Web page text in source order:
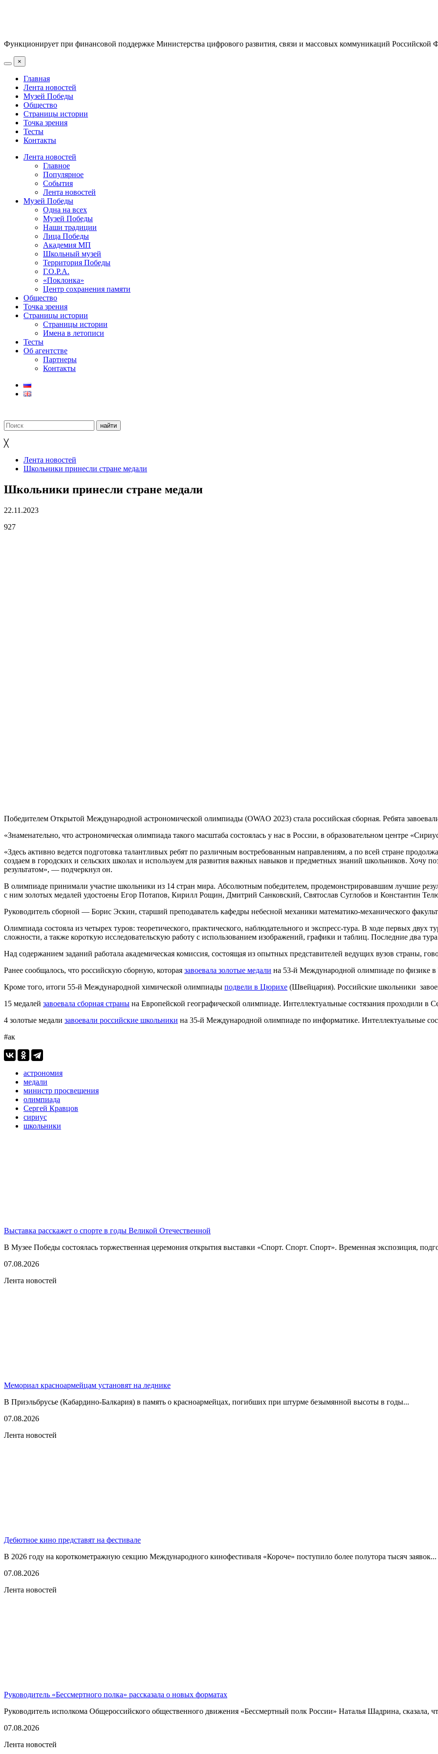
Функционирует при финансовой поддержке Министерства цифрового развития, связи и массовых коммуникаций Российской
×
Главная
Лента новостей
Музей Победы
Общество
Страницы истории
Точка зрения
Тесты
Контакты
Лента новостей
Главное
Популярное
События
Лента новостей
Музей Победы
Одна на всех
Музей Победы
Наши традиции
Лица Победы
Академия МП
Школьный музей
Территория Победы
Г.О.Р.А.
«Поклонка»
Центр сохранения памяти
Общество
Точка зрения
Страницы истории
Страницы истории
Имена в летописи
Тесты
Об агентстве
Партнеры
Контакты
╳
Лента новостей
Школьники принесли стране медали
Школьники принесли стране медали
22.11.2023
927
Победителем Открытой Международной астрономической олимпиады (OWAO 2023) стала российская сборная. Ребята
«Знаменательно, что астрономическая олимпиада такого масштаба состоялась у нас в России, в образовательном центре
«Здесь активно ведется подготовка талантливых ребят по различным востребованным направлениям, а по всей стране
создаем в городских и сельских школах и используем для развития важных навыков и предметных знаний школьников. Хочу
результатом», — подчеркнул он.
В олимпиаде принимали участие школьники из 14 стран мира. Абсолютным победителем, продемонстрировавшим лучшие
с ним золотых медалей удостоены Егор Потапов, Кирилл Рощин, Дмитрий Санковский, Святослав Суглобов и Константин
Руководитель сборной — Борис Эскин, старший преподаватель кафедры небесной механики математико-механического
Олимпиада состояла из четырех туров: теоретического, практического, наблюдательного и экспресс-тура. В ходе первых двух
сложности, а также короткую исследовательскую работу с использованием изображений, графики и таблиц. Последние два
Над содержанием заданий работала академическая комиссия, состоящая из опытных представителей ведущих вузов страны,
Ранее сообщалось, что российскую сборную, которая завоевала золотые медали на 53-й Международной олимпиаде по физике
Кроме того, итоги 55-й Международной химической олимпиады подвели в Цюрихе (Швейцария). Российские школьники
15 медалей завоевала сборная страны на Европейской географической олимпиаде. Интеллектуальные состязания проходили в
4 золотые медали завоевали российские школьники на 35-й Международной олимпиаде по информатике. Интеллектуальные
#ак
астрономия
медали
министр просвещения
олимпиада
Сергей Кравцов
сириус
школьники
Выставка расскажет о спорте в годы Великой Отечественной
В Музее Победы состоялась торжественная церемония открытия выставки «Спорт. Спорт. Спорт». Временная экспозиция,
07.08.2026
Лента новостей
Мемориал красноармейцам установят на леднике
В Приэльбрусье (Кабардино-Балкария) в память о красноармейцах, погибших при штурме безымянной высоты в годы...
07.08.2026
Лента новостей
Дебютное кино представят на фестивале
В 2026 году на короткометражную секцию Международного кинофестиваля «Короче» поступило более полутора тысяч заявок...
07.08.2026
Лента новостей
Руководитель «Бессмертного полка» рассказала о новых форматах
Руководитель исполкома Общероссийского общественного движения «Бессмертный полк России» Наталья Шадрина, сказала,
07.08.2026
Лента новостей